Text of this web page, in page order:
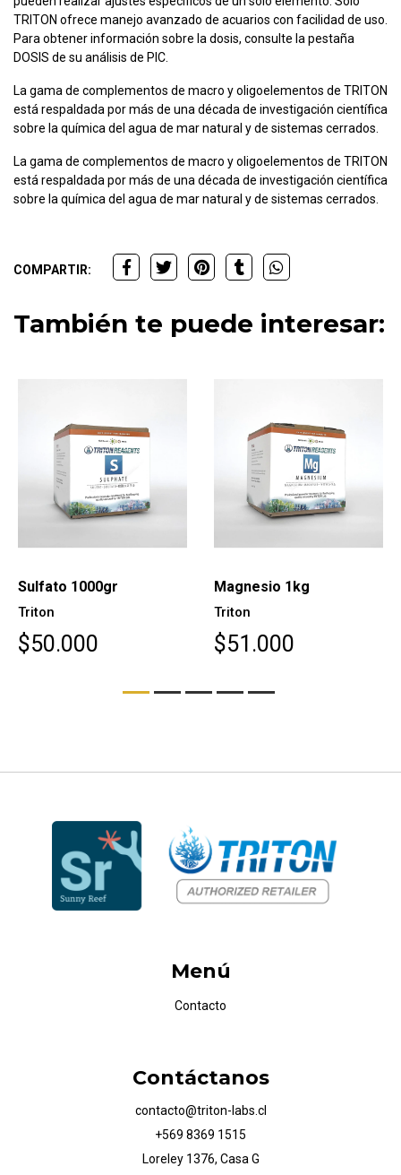
TRITON ofrece manejo avanzado de acuarios con facilidad de uso.
Para obtener información sobre la dosis, consulte la pestaña
DOSIS de su análisis de PIC.
La gama de complementos de macro y oligoelementos de TRITON
está respaldada por más de una década de investigación científica
sobre la química del agua de mar natural y de sistemas cerrados.
La gama de complementos de macro y oligoelementos de TRITON
está respaldada por más de una década de investigación científica
sobre la química del agua de mar natural y de sistemas cerrados.
COMPARTIR:
También te puede interesar:
Sulfato 1000gr
Triton
$50.000
Magnesio 1kg
Triton
$51.000
Menú
Contacto
Contáctanos
contacto@triton-labs.cl
+569 8369 1515
Loreley 1376, Casa G